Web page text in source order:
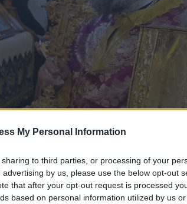
My Personal Information
to third parties, or processing of your
by us, please use the below opt-out
that after your opt-out request is processed
based on personal information utilized by us
στην έδρα της Μητροπόλεως όπου
Αντώνιος δεν ήταν σήμερα